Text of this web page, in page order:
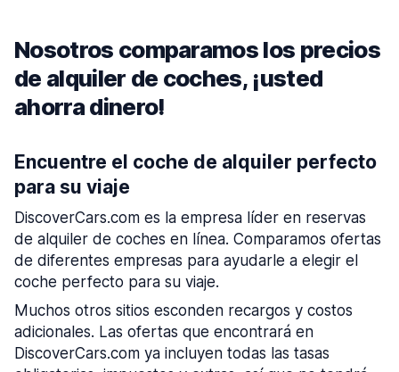
Nosotros comparamos los precios
de alquiler de coches, ¡usted
ahorra dinero!
Encuentre el coche de alquiler perfecto
para su viaje
DiscoverCars.com es la empresa líder en reservas
de alquiler de coches en línea. Comparamos ofertas
de diferentes empresas para ayudarle a elegir el
coche perfecto para su viaje.
Muchos otros sitios esconden recargos y costos
adicionales. Las ofertas que encontrará en
DiscoverCars.com ya incluyen todas las tasas